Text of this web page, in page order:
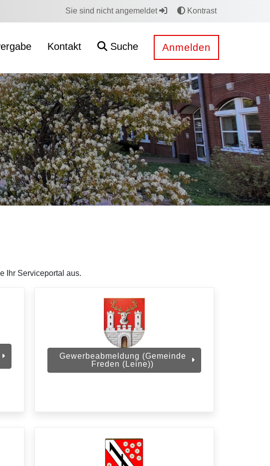
Sie sind nicht angemeldet Kontrast
Kontakt Suche Anmelden
Ihr Serviceportal aus.
Gewerbeabmeldung (Gemeinde
Freden (Leine))